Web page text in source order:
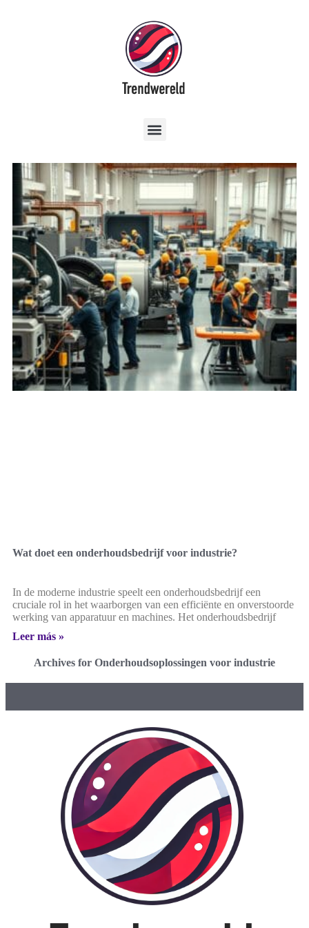
Wat doet een onderhoudsbedrijf voor industrie?
In de moderne industrie speelt een onderhoudsbedrijf een
cruciale rol in het waarborgen van een efficiënte en onverstoorde
werking van apparatuur en machines. Het onderhoudsbedrijf
Leer más »
Archives for Onderhoudsoplossingen voor industrie